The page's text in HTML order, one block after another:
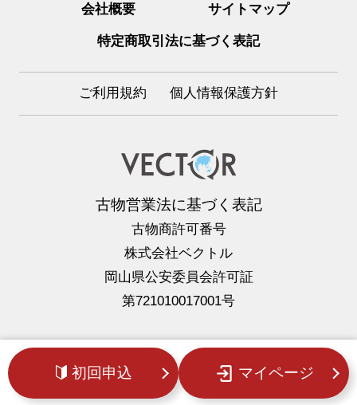
会社概要 サイトマップ
特定商取引法に基づく表記
ご利用規約 個人情報保護方針
古物営業法に基づく表記
古物商許可番号
株式会社ベクトル
岡山県公安委員会許可証
第721010017001号
Copyright © FUKUURO All Rights Reserved.
初回申込 マイページ